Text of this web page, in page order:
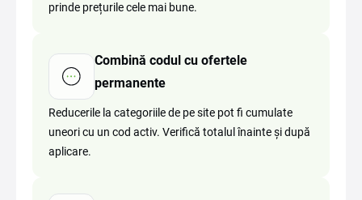
prinde prețurile cele mai bune.
Combină codul cu ofertele
permanente
Reducerile la categoriile de pe site pot fi cumulate
uneori cu un cod activ. Verifică totalul înainte și după
aplicare.